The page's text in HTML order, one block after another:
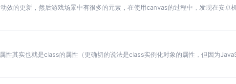
效的更新，然后游戏场景中有很多的元素，在使用canvas的过程中，发现在安卓
时器（setInterval）被卡停了，最终出现了安卓机的游戏结果拉了IOS一条…
性其实也就是class的属性（更确切的说法是class实例化对象的属性，但因为
模糊化类和对象的区别）。 在ES6中，可以使用this…